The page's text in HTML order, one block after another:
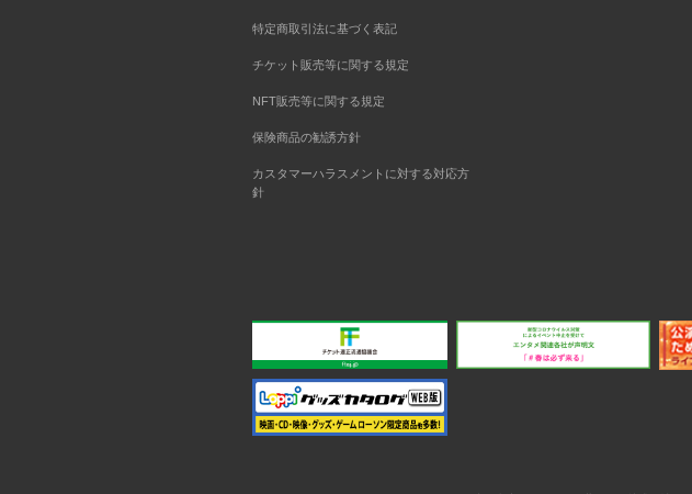
特定商取引法に基づく表記
チケット販売等に関する規定
NFT販売等に関する規定
保険商品の勧誘方針
カスタマーハラスメントに対する対応方
針